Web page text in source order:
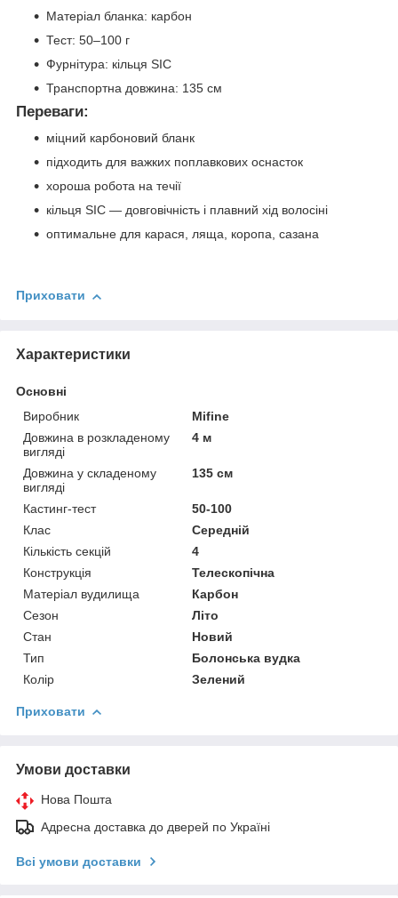
Матеріал бланка: карбон
Тест: 50–100 г
Фурнітура: кільця SIC
Транспортна довжина: 135 см
Переваги:
міцний карбоновий бланк
підходить для важких поплавкових оснасток
хороша робота на течії
кільця SIC — довговічність і плавний хід волосіні
оптимальне для карася, ляща, коропа, сазана
Приховати
Характеристики
Основні
Виробник
Mifine
Довжина в розкладеному
вигляді
4 м
Довжина у складеному
вигляді
135 см
Кастинг-тест
50-100
Клас
Середній
Кількість секцій
4
Конструкція
Телескопічна
Матеріал вудилища
Карбон
Сезон
Літо
Стан
Новий
Тип
Болонська вудка
Колір
Зелений
Приховати
Умови доставки
Нова Пошта
Адресна доставка до дверей по Україні
Всі умови доставки